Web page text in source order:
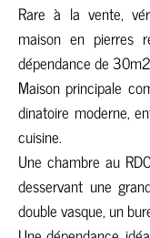
Rare à la vente,
maison en pierres
dépendance de
Maison principale
dinatoire moderne,
cuisine.
Une chambre au
desservant une
double vasque, un